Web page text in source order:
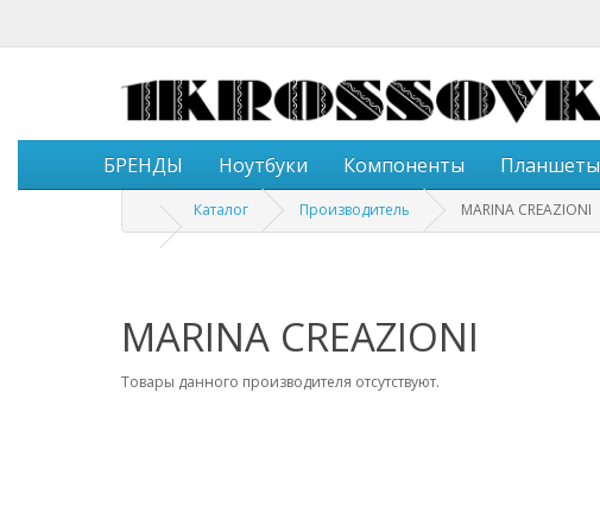
БРЕНДЫ Ноутбуки Компоненты Планшеты
Каталог Производитель MARINA CREAZIONI
MARINA CREAZIONI
Товары данного производителя отсутствуют.